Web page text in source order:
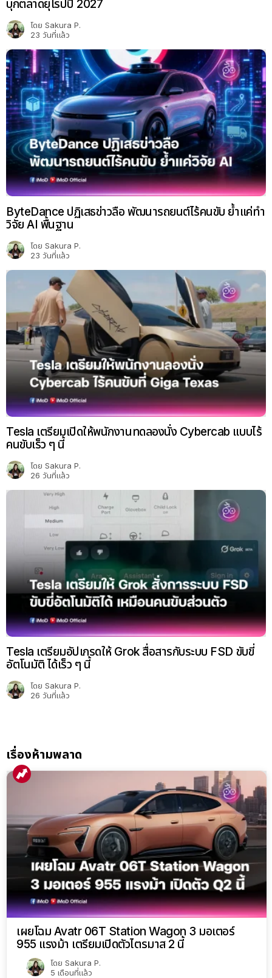
ByteDance ปฏิเสธข่าวลือ พัฒนารถยนต์ไร้คนขับ ย้ำแค่ทำ
วิจัย AI พื้นฐาน
โดย Sakura P.
23 วันที่แล้ว
Tesla เตรียมเปิดให้พนักงานทดลองนั่ง Cybercab แบบไร้
คนขับเร็ว ๆ นี้
โดย Sakura P.
26 วันที่แล้ว
Tesla เตรียมอัปเกรดให้ Grok สื่อสารกับระบบ FSD ขับขี่
อัตโนมัติ ได้เร็ว ๆ นี้
โดย Sakura P.
26 วันที่แล้ว
เรื่องห้ามพลาด
เผยโฉม Avatr 06T Station Wagon 3 มอเตอร์
955 แรงม้า เตรียมเปิดตัวไตรมาส 2 นี้
Sakura P.
5 เดือนที่แล้ว